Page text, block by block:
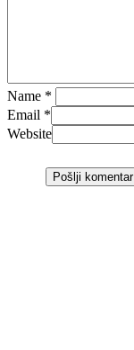
Name *
Email *
Website